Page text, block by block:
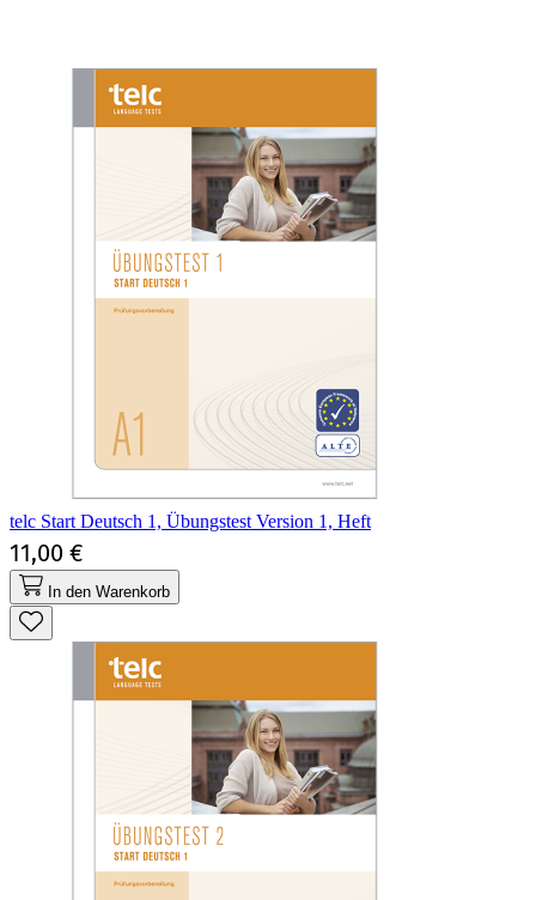
telc Start Deutsch 1, Übungstest Version 1, Heft
11,00 €
In den Warenkorb